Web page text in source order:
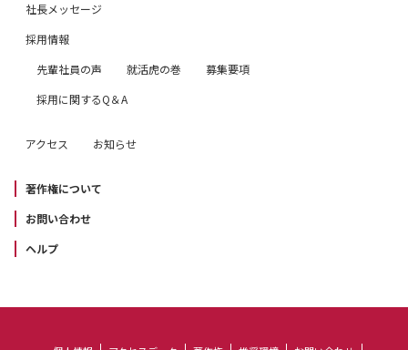
社長メッセージ
採用情報
先輩社員の声
就活虎の巻
募集要項
採用に関するQ＆A
アクセス お知らせ
著作権について
お問い合わせ
ヘルプ